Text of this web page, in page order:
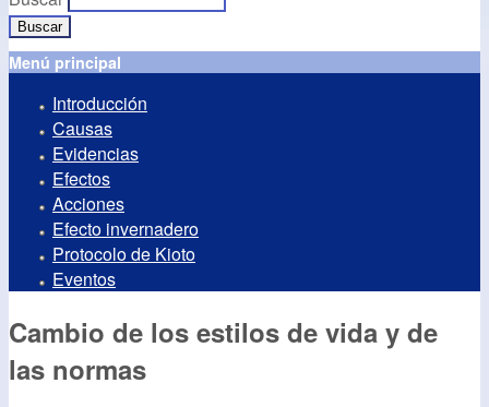
Menú principal
Introducción
Causas
Evidencias
Efectos
Acciones
Efecto invernadero
Protocolo de Kioto
Eventos
Cambio de los estilos de vida y de
las normas